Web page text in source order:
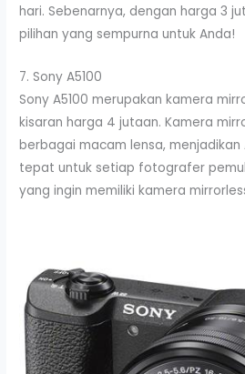
hari. Sebenarnya, dengan harga 3
pilihan yang sempurna untuk Anda!
7. Sony A5100
Sony A5100 merupakan kamera
kisaran harga 4 jutaan. Kamera
berbagai macam lensa, menjadikan
tepat untuk setiap fotografer
yang ingin memiliki kamera